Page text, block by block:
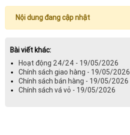
Nội dung đang cập nhật
Bài viết khác:
Hoạt động 24/24 - 19/05/2026
Chính sách giao hàng - 19/05/2026
Chính sách bán hàng - 19/05/2026
Chính sách vá vỏ - 19/05/2026